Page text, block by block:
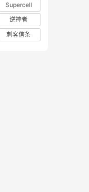
Supercell
逆神者
刺客信条